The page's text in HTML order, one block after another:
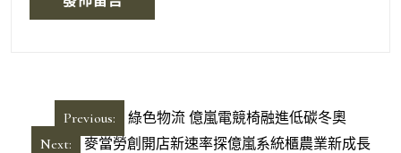
Previous:
綠色物流 億嵐電競椅融進低碳冬奧
Next:
麥當勞創開店新速率探億嵐系統櫃農業新成長